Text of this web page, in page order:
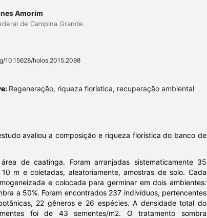
Amorim
de Campina Grande.
10.15628/holos.2015.2098
Regeneração, riqueza florística, recuperação ambiental
avaliou a composição e riqueza florística do banco de
de caatinga. Foram arranjadas sistematicamente 35
m e coletadas, aleatoriamente, amostras de solo. Cada
e colocada para germinar em dois ambientes:
a 50%. Foram encontrados 237 indivíduos, pertencentes
22 gêneros e 26 espécies. A densidade total do
foi de 43 sementes/m2. O tratamento sombra